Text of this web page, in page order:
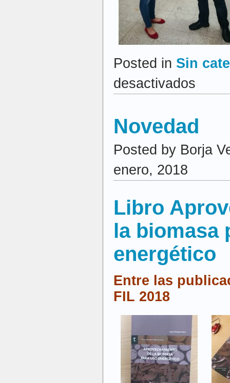
Posted in Sin
desactivados
de
de
Guayaquil
Novedad
Posted by Borja
enero, 2018
Libro
la biomasa
energético
Entre las
FIL 2018